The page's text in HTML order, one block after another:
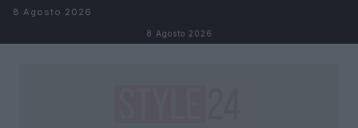
Salta al contenuto
8 Agosto 2026
8 Agosto 2026